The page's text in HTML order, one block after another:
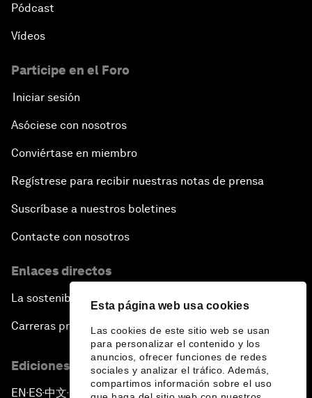
Esta página web usa cookies
Las cookies de este sitio web se usan
para personalizar el contenido y los
anuncios, ofrecer funciones de redes
sociales y analizar el tráfico. Además,
compartimos información sobre el uso
Pódcast
Vídeos
Participe en el Foro
Iniciar sesión
Asóciese con nosotros
Conviértase en miembro
Regístrese para recibir nuestras notas de prensa
Suscríbase a nuestros boletines
Contacte con nosotros
Enlaces directos
La sostenibilidad en el Foro
Carreras profesionales
Ediciones en otros idiomas
EN ▪ES▪中文▪ 日本語